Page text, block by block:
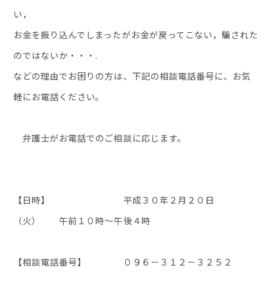
い，
お金を振り込んでしまったがお金が戻ってこない，騙された
のではないか・・・.
などの理由でお困りの方は、下記の相談電話番号に、お気
軽にお電話ください。
弁護士がお電話でのご相談に応じます。
【日時】 平成３０年２月２０日
（火） 午前１０時～午後４時
【相談電話番号】 ０９６－３１２－３２５２